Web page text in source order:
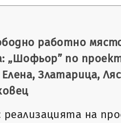
работно
„Шофьор” по
Златарица,
реализацията на